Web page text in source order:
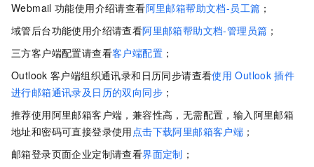
Webmail 功能使用介绍请查看阿里邮箱帮助文档-员工篇 ；
域管后台功能使用介绍请查看阿里邮箱帮助文档-管理员篇 ；
三方客户端配置请查看客户端配置 ；
Outlook 客户端组织通讯录和日历同步请查看使用 Outlook 插件
进行邮箱通讯录及日历的双向同步 ；
推荐使用阿里邮箱客户端，兼容性高，无需配置，输入阿里邮箱
地址和密码可直接登录使用点击下载阿里邮箱客户端 ；
邮箱登录页面企业定制请查看界面定制 ；